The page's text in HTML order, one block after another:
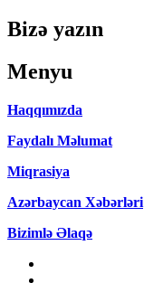
Bizə yazın
Menyu
Haqqımızda
Faydalı Məlumat
Miqrasiya
Azərbaycan Xəbərləri
Bizimlə Əlaqə